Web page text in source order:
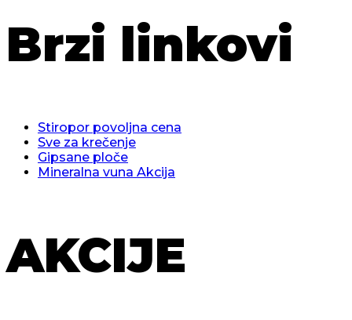
Brzi linkovi
Stiropor povoljna cena
Sve za krečenje
Gipsane ploče
Mineralna vuna Akcija
AKCIJE